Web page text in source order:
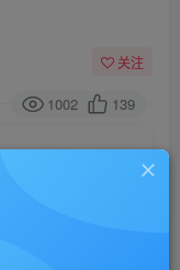
关注
1002 139